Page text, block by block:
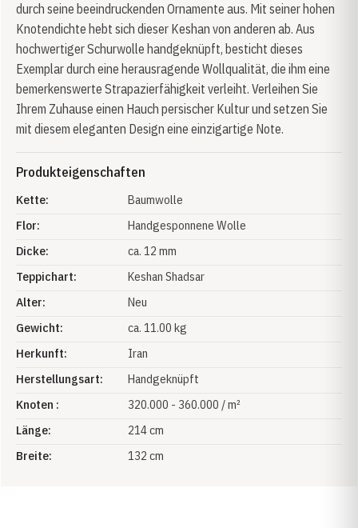
durch seine beeindruckenden Ornamente aus. Mit seiner hohen
Knotendichte hebt sich dieser Keshan von anderen ab. Aus
hochwertiger Schurwolle handgeknüpft, besticht dieses
Exemplar durch eine herausragende Wollqualität, die ihm eine
bemerkenswerte Strapazierfähigkeit verleiht. Verleihen Sie
Ihrem Zuhause einen Hauch persischer Kultur und setzen Sie
mit diesem eleganten Design eine einzigartige Note.
Produkteigenschaften
Kette:
Baumwolle
Flor:
Handgesponnene Wolle
Dicke:
ca. 12 mm
Teppichart:
Keshan Shadsar
Alter:
Neu
Gewicht:
ca. 11.00 kg
Herkunft:
Iran
Herstellungsart:
Handgeknüpft
Knoten :
320.000 - 360.000 / m²
Länge:
214 cm
Breite:
132 cm